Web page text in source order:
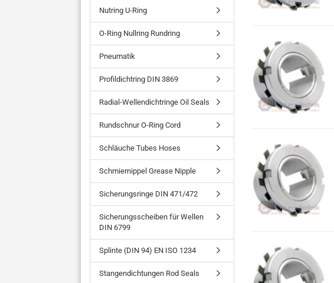
Nutring U-Ring
O-Ring Nullring Rundring
Pneumatik
Profildichtring DIN 3869
Radial-Wellendichtringe Oil Seals
Rundschnur O-Ring Cord
Schläuche Tubes Hoses
Schmiernippel Grease Nipple
Sicherungsringe DIN 471/472
Sicherungsscheiben für Wellen
DIN 6799
Splinte (DIN 94) EN ISO 1234
Stangendichtungen Rod Seals